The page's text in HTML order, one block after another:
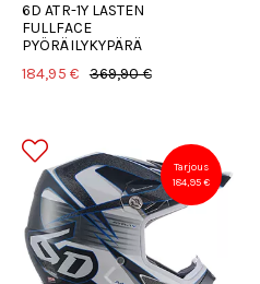
6D ATR-1Y LASTEN
FULLFACE
PYÖRÄILYKYPÄRÄ
184,95 € 369,90 €
Tarjous
184,95 €